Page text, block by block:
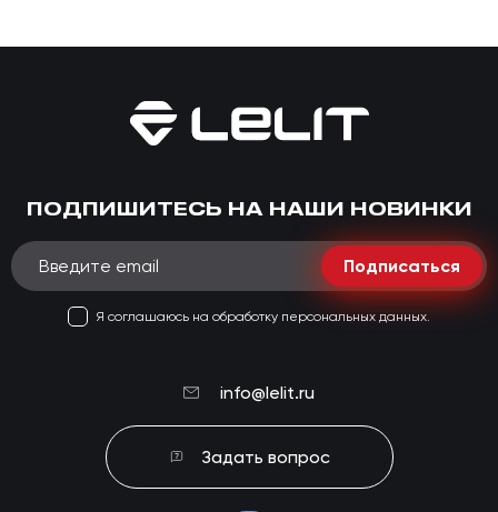
ПОДПИШИТЕСЬ НА НАШИ НОВИНКИ
Подписаться
Я соглашаюсь на обработку персональных данных.
info@lelit.ru
Задать вопрос